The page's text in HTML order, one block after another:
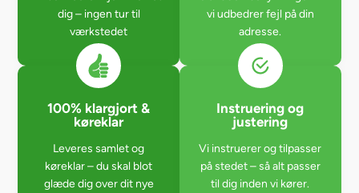
dig – ingen tur til
værkstedet
vi udbedrer fejl på din
adresse.
100% klargjort &
køreklar
Leveres samlet og
køreklar – du skal blot
glæde dig over dit nye
Instruering og
justering
Vi instruerer og tilpasser
på stedet – så alt passer
til dig inden vi kører.